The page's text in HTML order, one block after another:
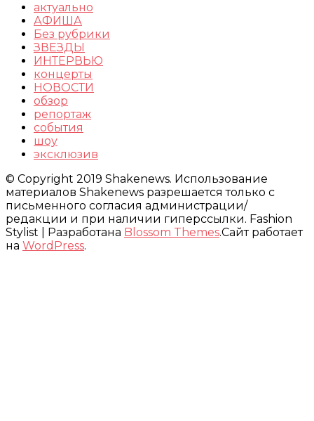
актуально
АФИША
Без рубрики
ЗВЕЗДЫ
ИНТЕРВЬЮ
концерты
НОВОСТИ
обзор
репортаж
события
шоу
эксклюзив
© Copyright 2019 Shakenews. Использование
материалов Shakenews разрешается только с
письменного согласия администрации/
редакции и при наличии гиперссылки. Fashion
Stylist | Разработана Blossom Themes.Сайт работает
на WordPress.